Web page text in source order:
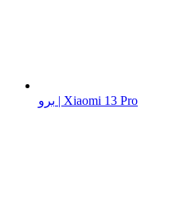
برو | Xiaomi 13 Pro